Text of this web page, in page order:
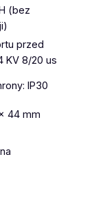
(bez
przed
KV 8/20 us
IP30
44 mm